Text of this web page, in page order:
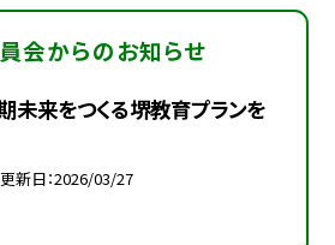
会からのお知らせ
来をつくる堺教育プランを
更新日 2026/03/27